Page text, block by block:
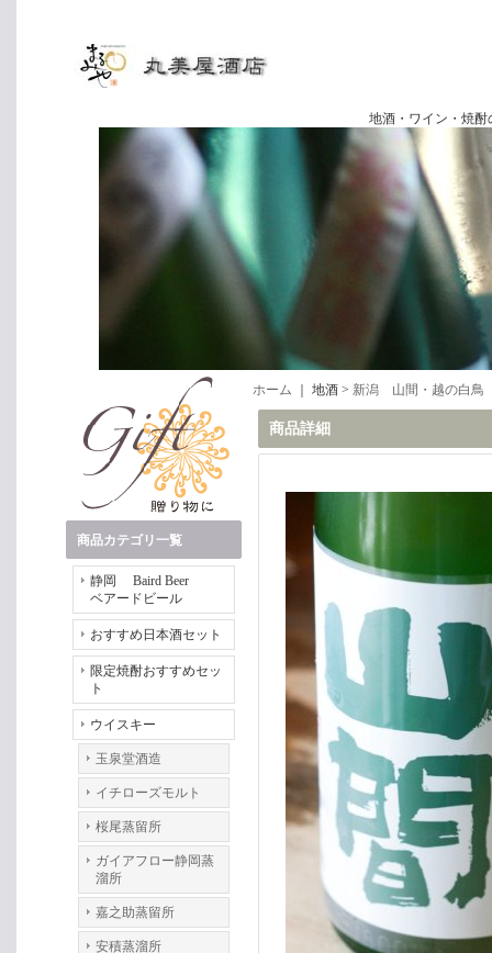
地酒・ワイン・焼酎の専門店
商品カテゴリ一覧
静岡 Baird Beer
ベアードビール
おすすめ日本酒セット
限定焼酎おすすめセッ
ト
ウイスキー
玉泉堂酒造
イチローズモルト
桜尾蒸留所
ガイアフロー静岡蒸
溜所
嘉之助蒸留所
安積蒸溜所
ホーム ｜ 地酒 > 新潟 山間・越の白鳥
商品詳細